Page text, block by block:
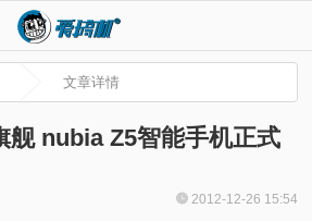
文章详情
舰 nubia Z5智能手机正式
2012-12-26 15:54